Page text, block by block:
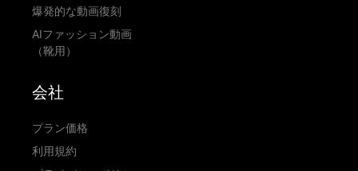
爆発的な動画復刻
AIファッション動画
（靴用）
会社
プラン価格
利用規約